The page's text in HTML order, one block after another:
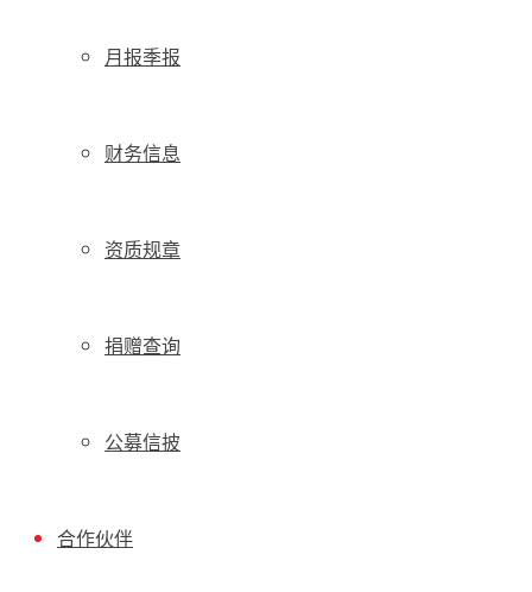
月报季报
财务信息
资质规章
捐赠查询
公募信披
合作伙伴